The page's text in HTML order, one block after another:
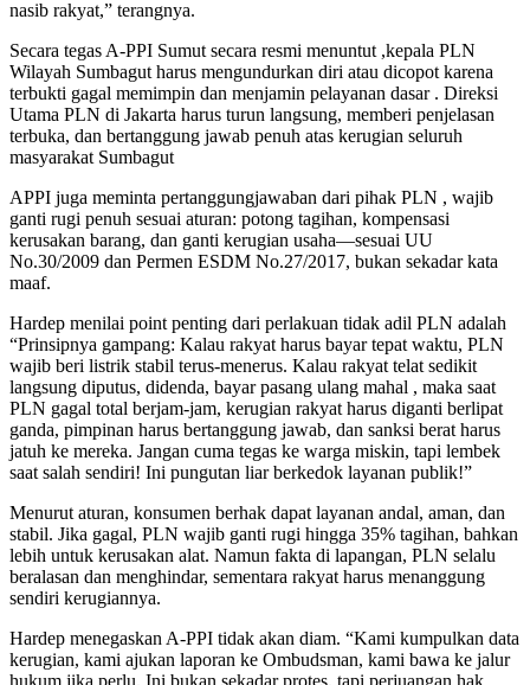
nasib rakyat,” terangnya.
Secara tegas A-PPI Sumut secara resmi menuntut ,kepala PLN
Wilayah Sumbagut harus mengundurkan diri atau dicopot karena
terbukti gagal memimpin dan menjamin pelayanan dasar . Direksi
Utama PLN di Jakarta harus turun langsung, memberi penjelasan
terbuka, dan bertanggung jawab penuh atas kerugian seluruh
masyarakat Sumbagut
APPI juga meminta pertanggungjawaban dari pihak PLN , wajib
ganti rugi penuh sesuai aturan: potong tagihan, kompensasi
kerusakan barang, dan ganti kerugian usaha—sesuai UU
No.30/2009 dan Permen ESDM No.27/2017, bukan sekadar kata
maaf.
Hardep menilai point penting dari perlakuan tidak adil PLN adalah
“Prinsipnya gampang: Kalau rakyat harus bayar tepat waktu, PLN
wajib beri listrik stabil terus-menerus. Kalau rakyat telat sedikit
langsung diputus, didenda, bayar pasang ulang mahal , maka saat
PLN gagal total berjam-jam, kerugian rakyat harus diganti berlipat
ganda, pimpinan harus bertanggung jawab, dan sanksi berat harus
jatuh ke mereka. Jangan cuma tegas ke warga miskin, tapi lembek
saat salah sendiri! Ini pungutan liar berkedok layanan publik!”
Menurut aturan, konsumen berhak dapat layanan andal, aman, dan
stabil. Jika gagal, PLN wajib ganti rugi hingga 35% tagihan, bahkan
lebih untuk kerusakan alat. Namun fakta di lapangan, PLN selalu
beralasan dan menghindar, sementara rakyat harus menanggung
sendiri kerugiannya.
Hardep menegaskan A-PPI tidak akan diam. “Kami kumpulkan data
kerugian, kami ajukan laporan ke Ombudsman, kami bawa ke jalur
hukum jika perlu. Ini bukan sekadar protes, tapi perjuangan hak